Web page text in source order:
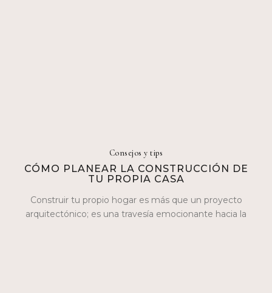
Consejos y tips
CÓMO PLANEAR LA CONSTRUCCIÓN DE
TU PROPIA CASA
Construir tu propio hogar es más que un proyecto
arquitectónico; es una travesía emocionante hacia la